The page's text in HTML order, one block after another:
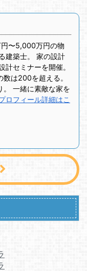
〜5,000万円の物
建築士。 家の設計
計セミナーを開催。
は200を超える。
。 一緒に素敵な家を
ロフィール詳細はこ